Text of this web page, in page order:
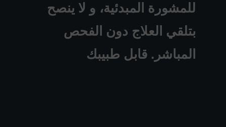
للمشورة المبدئية، و لا ينصح
بتلقي العلاج دون الفحص
المباشر. قابل طبيبك